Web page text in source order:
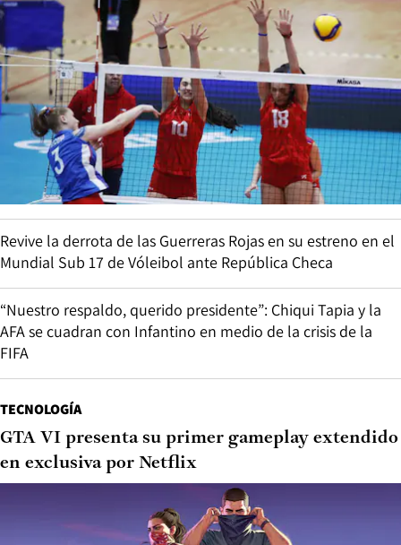
Revive la derrota de las Guerreras Rojas en su estreno en el
Mundial Sub 17 de Vóleibol ante República Checa
“Nuestro respaldo, querido presidente”: Chiqui Tapia y la
AFA se cuadran con Infantino en medio de la crisis de la
FIFA
TECNOLOGÍA
GTA VI presenta su primer gameplay extendido
en exclusiva por Netflix